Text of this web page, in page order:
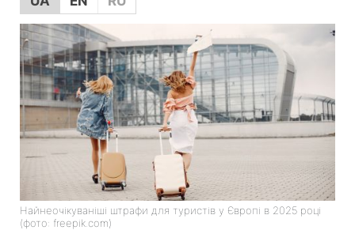
Найнеочікуваніші штрафи для туристів у Європі в 2025 році
(фото: freepik.com)